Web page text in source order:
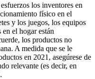
los inventores en
físico en el
y los juegos, los equipos
el hogar están
los productos no
A medida que se le
en 2021, asegúrese de
relevante (es decir, en